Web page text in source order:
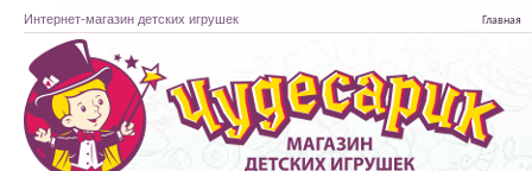
Интернет-магазин детских игрушек Главная